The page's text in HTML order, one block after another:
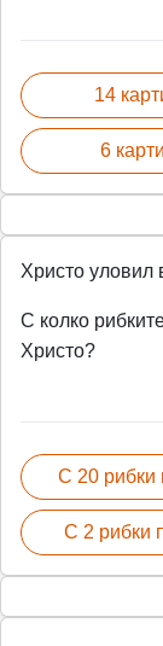
14
6
Христо уловил
С колко
Христо?
С 20 рибки
С 2 рибки